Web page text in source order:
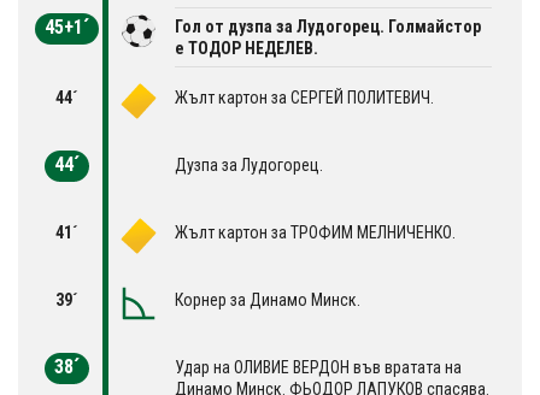
45+1´
Гол от дузпа за Лудогорец. Голмайстор
е ТОДОР НЕДЕЛЕВ.
44´ Жълт картон за СЕРГЕЙ ПОЛИТЕВИЧ.
44´ Дузпа за Лудогорец.
41´ Жълт картон за ТРОФИМ МЕЛНИЧЕНКО.
39´ Корнер за Динамо Минск.
38´
Удар на OЛИВИЕ ВЕРДОН във вратата на
Динамо Минск. ФЬОДОР ЛАПУКОВ спасява.